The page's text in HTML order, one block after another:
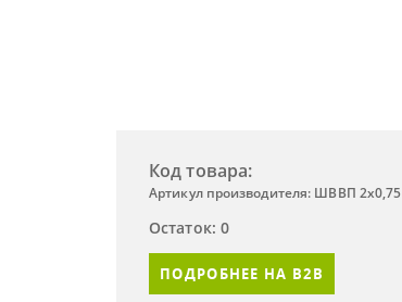
Код товара:
Артикул производителя: ШВВП 2х0,75
Остаток: 0
ПОДРОБНЕЕ НА B2B